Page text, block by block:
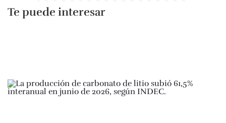
Te puede interesar